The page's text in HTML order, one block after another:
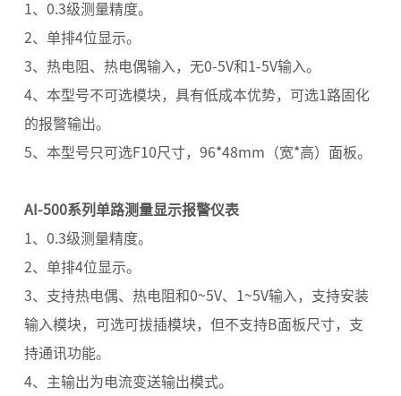
1、0.3级测量精度。
2、单排4位显示。
3、热电阻、热电偶输入，无0-5V和1-5V输入。
4、本型号不可选模块，具有低成本优势，可选1路固化
的报警输出。
5、本型号只可选F10尺寸，96*48mm（宽*高）面板。
AI-500系列单路测量显示报警仪表
1、0.3级测量精度。
2、单排4位显示。
3、支持热电偶、热电阻和0~5V、1~5V输入，支持安装
输入模块，可选可拔插模块，但不支持B面板尺寸，支
持通讯功能。
4、主输出为电流变送输出模式。